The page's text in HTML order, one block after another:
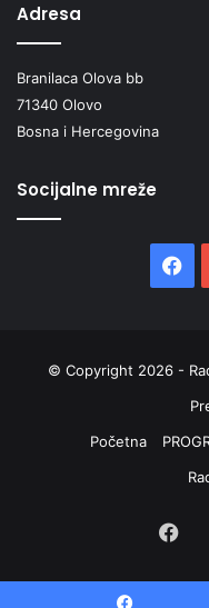
Adresa
Branilaca Olova bb
71340 Olovo
Bosna i Hercegovina
Socijalne mreže
© Copyright 2026 -
Početna